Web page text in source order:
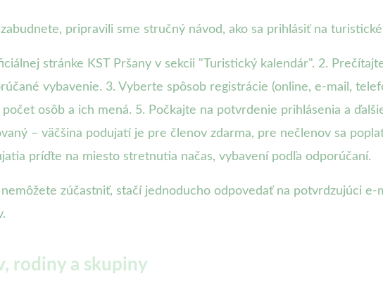
pripravili sme stručný návod, ako sa prihlásiť na
stránke KST Pršany v sekcii "Turistický kalendár". 2.
vybavenie. 3. Vyberte spôsob registrácie (online, e-mail,
osôb a ich mená. 5. Počkajte na potvrdenie prihlásenia a
– väčšina podujatí je pre členov zdarma, pre nečlenov sa
príďte na miesto stretnutia načas, vybavení podľa odporúčaní.
zúčastniť, stačí jednoducho odpovedať na potvrdzujúci
rodiny a skupiny